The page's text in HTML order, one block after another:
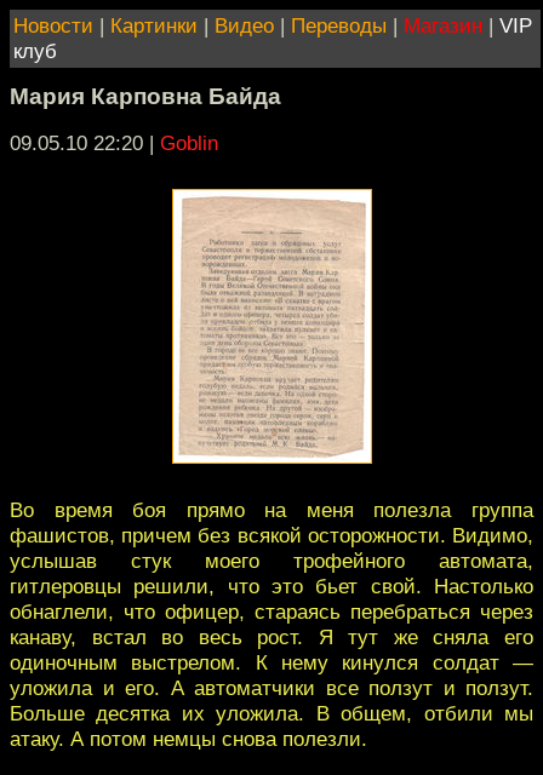
Новости | Картинки | Видео | Переводы | Магазин | VIP
клуб
Мария Карповна Байда
09.05.10 22:20 | Goblin
Во время боя прямо на меня полезла группа
фашистов, причем без всякой осторожности. Видимо,
услышав стук моего трофейного автомата,
гитлеровцы решили, что это бьет свой. Настолько
обнаглели, что офицер, стараясь перебраться через
канаву, встал во весь рост. Я тут же сняла его
одиночным выстрелом. К нему кинулся солдат —
уложила и его. А автоматчики все ползут и ползут.
Больше десятка их уложила. В общем, отбили мы
атаку. А потом немцы снова полезли.